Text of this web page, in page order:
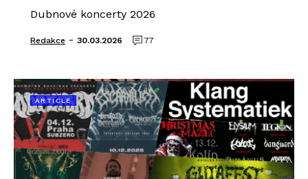
Dubnové koncerty 2026
Redakce - 30.03.2026 77
ARTICLE